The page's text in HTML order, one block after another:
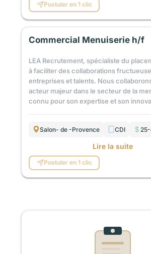
Postuler en 1 clic
Commercial Menuiserie h/f
LEA Recrutement, spécialiste du
à faciliter des collaborations
entreprises et talents. Nous
acteur majeur dans le secteur de la
connu pour son expertise et son
Salon- de -Provence CDI
Lire la suite
Postuler en 1 clic